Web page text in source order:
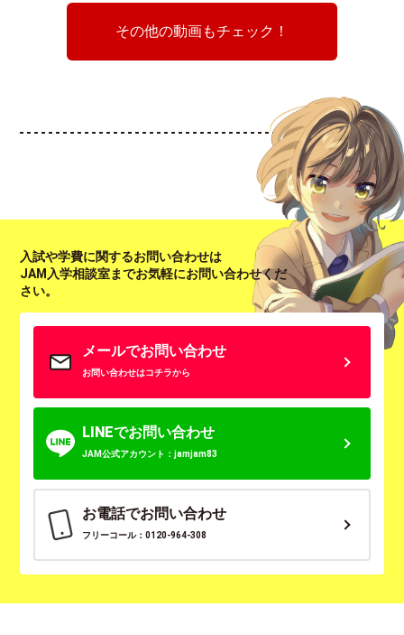
その他の動画もチェック！
入試や学費に関するお問い合わせは
JAM入学相談室までお気軽にお問い合わせくだ
さい。
メールでお問い合わせ
お問い合わせはコチラから
LINEでお問い合わせ
JAM公式アカウント：jamjam83
お電話でお問い合わせ
フリーコール：0120-964-308